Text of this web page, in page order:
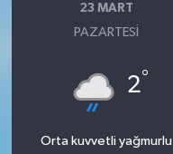
23 MART
PAZARTESI
2°
Orta kuvvetli yağmurlu